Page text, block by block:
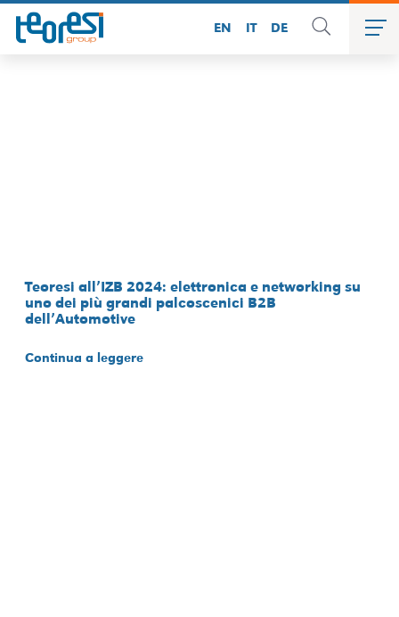
EN IT DE
Teoresi all’IZB 2024: elettronica e networking su
uno dei più grandi palcoscenici B2B
dell’Automotive
Continua a leggere